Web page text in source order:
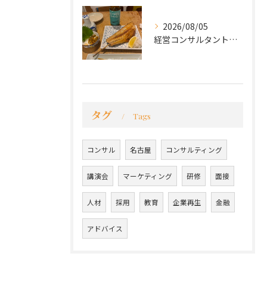
2026/08/05
経営コンサルタントのモーちゃん・毛利京申です。
タグ Tags
コンサル 名古屋 コンサルティング
講演会 マーケティング 研修 面接
人材 採用 教育 企業再生 金融
アドバイス